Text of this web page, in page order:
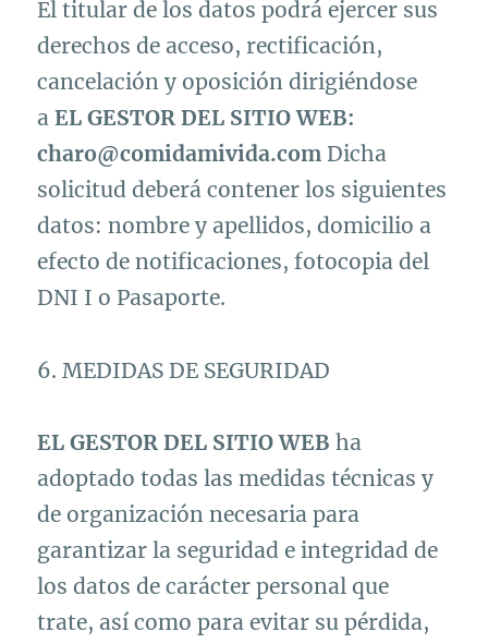
El titular de los datos podrá ejercer sus
derechos de acceso, rectificación,
cancelación y oposición dirigiéndose
aEL GESTOR DEL SITIO WEB:
charo@comidamivida.com Dicha
solicitud deberá contener los siguientes
datos: nombre y apellidos, domicilio a
efecto de notificaciones, fotocopia del
DNI I o Pasaporte.
6. MEDIDAS DE SEGURIDAD
EL GESTOR DEL SITIO WEB ha
adoptado todas las medidas técnicas y
de organización necesaria para
garantizar la seguridad e integridad de
los datos de carácter personal que
trate, así como para evitar su pérdida,